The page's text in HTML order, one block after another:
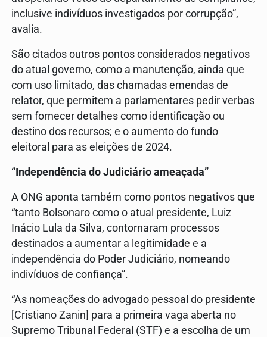
inclusive indivíduos investigados por corrupção”,
avalia.
São citados outros pontos considerados negativos
do atual governo, como a manutenção, ainda que
com uso limitado, das chamadas emendas de
relator, que permitem a parlamentares pedir verbas
sem fornecer detalhes como identificação ou
destino dos recursos; e o aumento do fundo
eleitoral para as eleições de 2024.
“Independência do Judiciário ameaçada”
A ONG aponta também como pontos negativos que
“tanto Bolsonaro como o atual presidente, Luiz
Inácio Lula da Silva, contornaram processos
destinados a aumentar a legitimidade e a
independência do Poder Judiciário, nomeando
indivíduos de confiança”.
“As nomeações do advogado pessoal do presidente
[Cristiano Zanin] para a primeira vaga aberta no
Supremo Tribunal Federal (STF) e a escolha de um